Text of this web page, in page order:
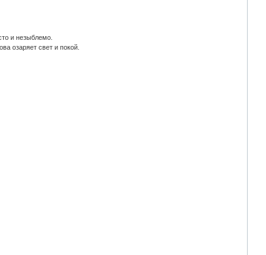
и незыблемо.
озаряет свет и покой.